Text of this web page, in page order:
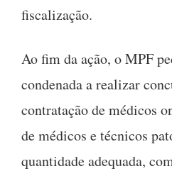
fiscalização.
Ao fim da ação, o MPF
condenada a realizar
contratação de médicos
de médicos e técnicos
quantidade adequada,